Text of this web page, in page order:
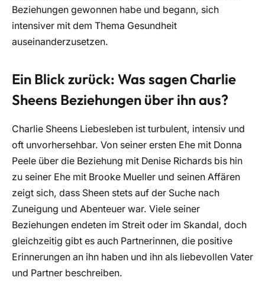
Beziehungen gewonnen habe und begann, sich
intensiver mit dem Thema Gesundheit
auseinanderzusetzen.
Ein Blick zurück: Was sagen Charlie
Sheens Beziehungen über ihn aus?
Charlie Sheens Liebesleben ist turbulent, intensiv und
oft unvorhersehbar. Von seiner ersten Ehe mit Donna
Peele über die Beziehung mit Denise Richards bis hin
zu seiner Ehe mit Brooke Mueller und seinen Affären
zeigt sich, dass Sheen stets auf der Suche nach
Zuneigung und Abenteuer war. Viele seiner
Beziehungen endeten im Streit oder im Skandal, doch
gleichzeitig gibt es auch Partnerinnen, die positive
Erinnerungen an ihn haben und ihn als liebevollen Vater
und Partner beschreiben.